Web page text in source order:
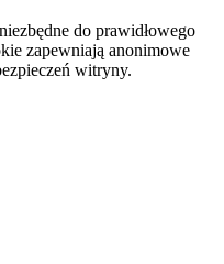
do prawidłowego
zapewniają anonimowe
witryny.